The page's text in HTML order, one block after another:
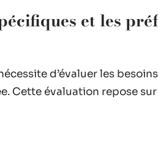
et les
d’évaluer les
Cette évaluation repose